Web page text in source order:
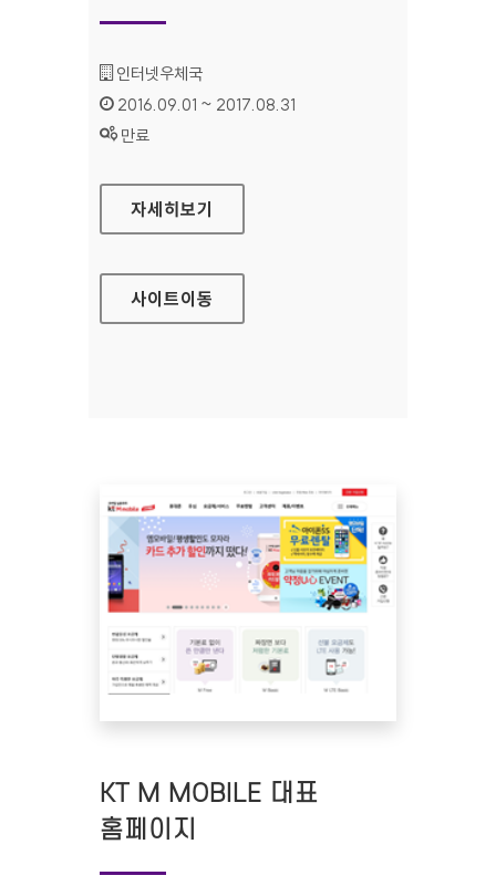
기관명 :
인터넷우체국
인증기간 :
2016.09.01 ~ 2017.08.31
상태 :
만료
우체국 택배 홈페이지
자세히보기
사이트이동
KT M MOBILE 대표
홈페이지